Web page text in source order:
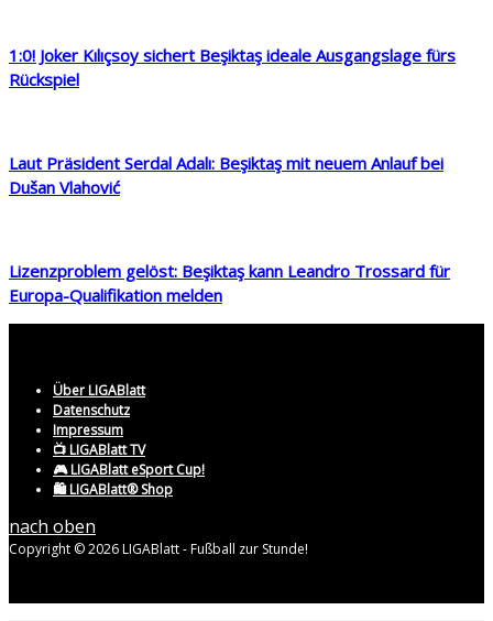
1:0! Joker Kılıçsoy sichert Beşiktaş ideale Ausgangslage fürs
Rückspiel
Laut Präsident Serdal Adalı: Beşiktaş mit neuem Anlauf bei
Dušan Vlahović
Lizenzproblem gelöst: Beşiktaş kann Leandro Trossard für
Europa-Qualifikation melden
Über LIGABlatt
Datenschutz
Impressum
📺 LIGABlatt TV
🎮 LIGABlatt eSport Cup!
🛍️ LIGABlatt® Shop
nach oben
Copyright © 2026 LIGABlatt - Fußball zur Stunde!